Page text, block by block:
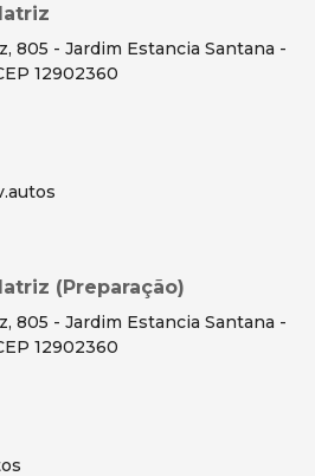
805 - Jardim Estancia Santana -
12902360
(Preparação)
805 - Jardim Estancia Santana -
12902360